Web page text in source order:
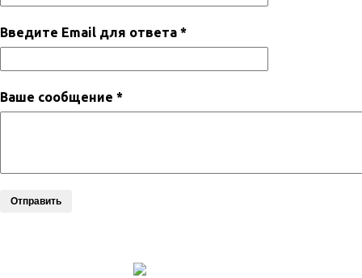
Введите Email для ответа *
Ваше сообщение *
Отправить